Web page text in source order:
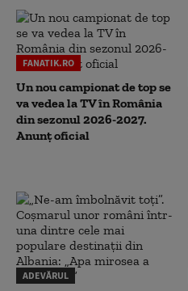
FANATIK.RO
Un nou campionat de top se
va vedea la TV în România
din sezonul 2026-2027.
Anunț oficial
ADEVĂRUL